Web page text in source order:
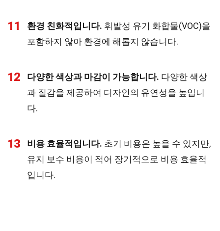
11 환경 친화적입니다. 휘발성 유기 화합물(VOC)을
포함하지 않아 환경에 해롭지 않습니다.
12 다양한 색상과 마감이 가능합니다. 다양한 색상
과 질감을 제공하여 디자인의 유연성을 높입니
다.
13 비용 효율적입니다. 초기 비용은 높을 수 있지만,
유지 보수 비용이 적어 장기적으로 비용 효율적
입니다.